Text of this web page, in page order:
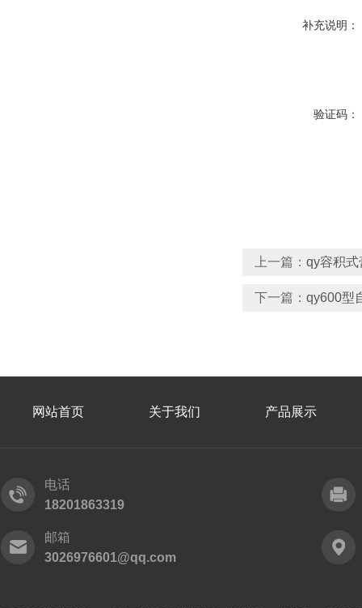
补充说明：
验证码：
上一篇： qy容积式
下一篇： qy600型
网站首页 关于我们 产品展示
电话
18201863319
邮箱
3026976601@qq.com